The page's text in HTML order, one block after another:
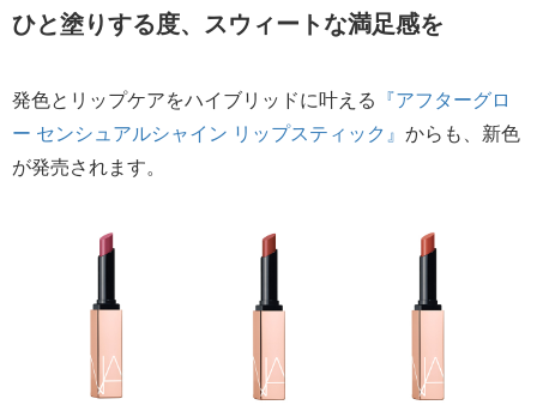
ひと塗りする度、スウィートな満足感を
発色とリップケアをハイブリッドに叶える 『アフターグロ
ー センシュアルシャイン リップスティック』 からも、新色
が発売されます。